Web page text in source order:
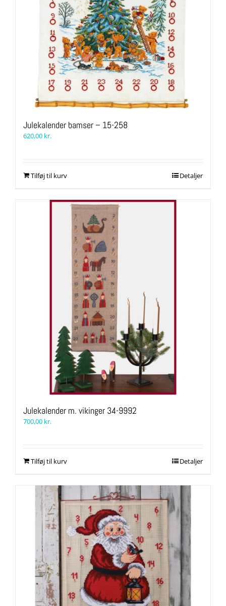
Julekalender bamser – 15-258
620,00 kr.
Tilføj til kurv Detaljer
Julekalender m. vikinger 34-9992
700,00 kr.
Tilføj til kurv Detaljer